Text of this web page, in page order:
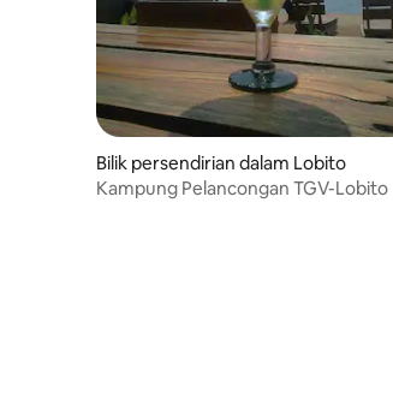
Bilik persendirian dalam Lobito
Kampung Pelancongan TGV-Lobito